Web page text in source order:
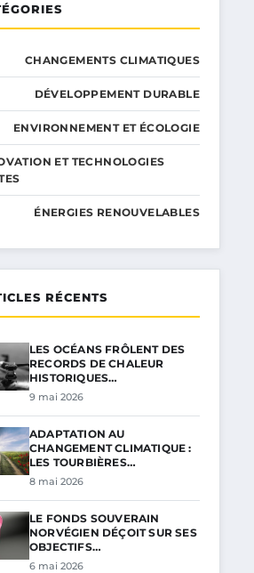
CHANGEMENTS CLIMATIQUES
DÉVELOPPEMENT DURABLE
ENVIRONNEMENT ET ÉCOLOGIE
ET TECHNOLOGIES
ÉNERGIES RENOUVELABLES
RÉCENTS
LES OCÉANS FRÔLENT DES
RECORDS DE CHALEUR
HISTORIQUES…
9 mai 2026
ADAPTATION AU
CHANGEMENT CLIMATIQUE :
LES TOURBIÈRES…
8 mai 2026
LE FONDS SOUVERAIN
NORVÉGIEN DÉÇOIT SUR SES
OBJECTIFS…
6 mai 2026